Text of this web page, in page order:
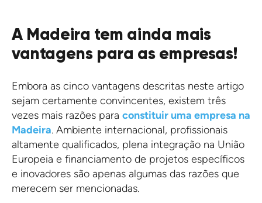
A Madeira tem ainda mais
vantagens para as empresas!
Embora as cinco vantagens descritas neste artigo
sejam certamente convincentes, existem três
vezes mais razões para constituir uma empresa na
Madeira. Ambiente internacional, profissionais
altamente qualificados, plena integração na União
Europeia e financiamento de projetos específicos
e inovadores são apenas algumas das razões que
merecem ser mencionadas.